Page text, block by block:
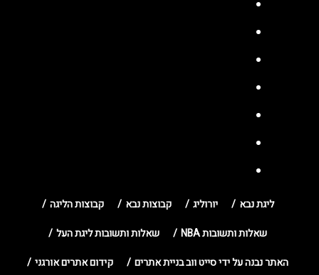
ליגת נבא יורוליג קבוצות נבא
קבוצות הליגה
שאלות ותשובות NBA
שאלות ותשובות ליגת העל
האתר נבנה על ידי סייט ווב בניית אתרים
קידום אתרים אורגני